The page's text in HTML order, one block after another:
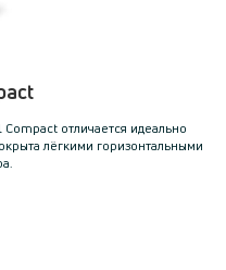
oтличается идеально
лёгкими горизонтальными